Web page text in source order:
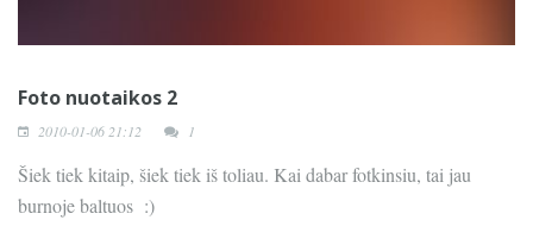
Foto nuotaikos 2
2010-01-06 21:12 1
Šiek tiek kitaip, šiek tiek iš toliau. Kai dabar fotkinsiu, tai jau
burnoje baltuos :)